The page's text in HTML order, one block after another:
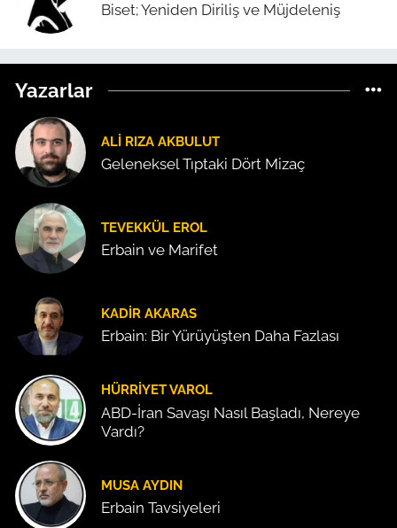
Biset; Yeniden Diriliş ve Müjdeleniş
Yazarlar
ALI RIZA AKBULUT
Geleneksel Tıptaki Dört Mizaç
TEVEKKÜL EROL
Erbain ve Marifet
KADIR AKARAS
Erbain: Bir Yürüyüşten Daha Fazlası
HÜRRIYET VAROL
ABD-İran Savaşı Nasıl Başladı, Nereye
Vardı?
MUSA AYDIN
Erbain Tavsiyeleri